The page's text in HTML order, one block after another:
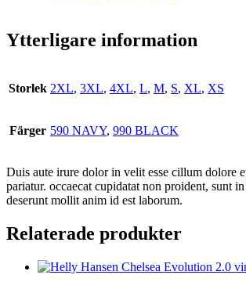
Ytterligare information
Storlek 2XL, 3XL, 4XL, L, M, S, XL, XS
Färger 590 NAVY, 990 BLACK
Duis aute irure dolor in velit esse cillum dolore
pariatur. occaecat cupidatat non proident, sunt
deserunt mollit anim id est laborum.
Relaterade produkter